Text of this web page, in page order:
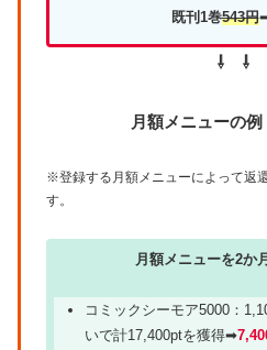
既刊1巻543円
⇩ ⇩
月額メニューの例
※登録する月額メニューによって返
す。
月額メニューを2か
コミックシーモア5000：
いで計17,400ptを獲得➡